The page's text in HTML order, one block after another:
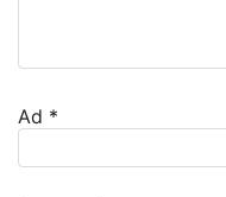
Ad *